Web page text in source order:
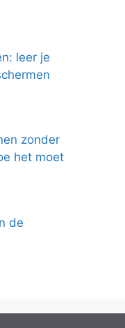
leer je
zonder
het moet
de